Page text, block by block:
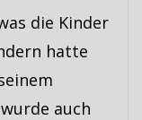
die Kinder
hatte
auch